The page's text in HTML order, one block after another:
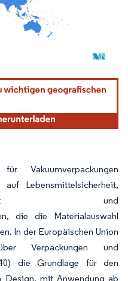
erfordert Namensnennung gemäß
Vakuumverpackungen
Lebensmittelsicherheit,
Konformität und
die die Materialauswahl
In der Europäischen Union
Verpackungen und
die Grundlage für den
Design, mit Anwendung ab